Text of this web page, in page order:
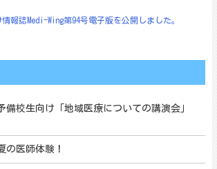
報誌Medi-Wing第94号電子版を公開しました。
備校生向け「地域医療についての講演会」
の医師体験！